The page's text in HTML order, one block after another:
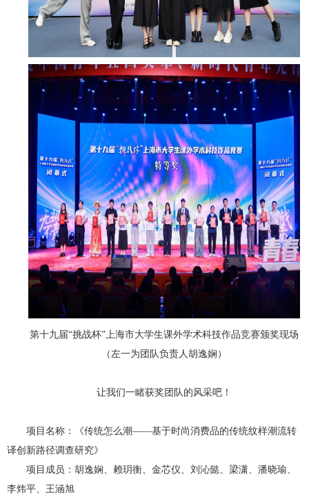
第十九届“挑战杯”上海市大学生课外学术科技作品竞赛颁奖现场
（左一为团队负责人胡逸娴）
让我们一睹获奖团队的风采吧！
项目名称：《传统怎么潮——基于时尚消费品的传统纹样潮流转
译创新路径调查研究》
项目成员：胡逸娴、赖玥衡、金芯仪、刘沁懿、梁潇、潘晓瑜、
李炜平、王涵旭